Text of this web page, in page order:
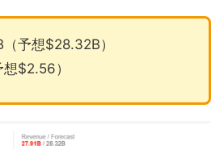
予想$28.32B）
$2.56）